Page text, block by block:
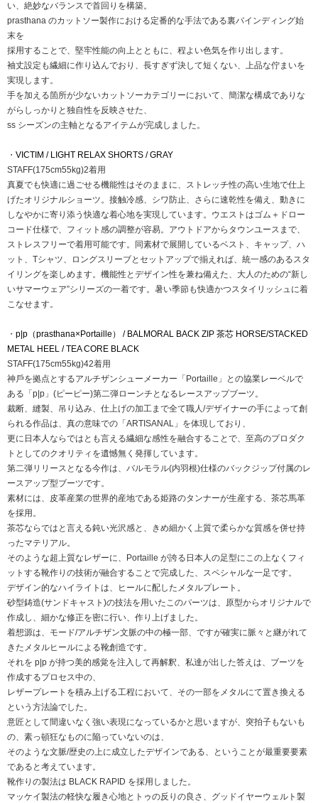
い、絶妙なバランスで⾸回りを構築。
prasthana のカットソー製作における定番的な⼿法である裏バインディング始
末を
採⽤することで、堅牢性能の向上とともに、程よい⾊気を作り出します。
袖丈設定も繊細に作り込んでおり、⻑すぎず決して短くない、上品な佇まいを
実現します。
⼿を加える箇所が少ないカットソーカテゴリーにおいて、簡潔な構成でありな
がらしっかりと独⾃性を反映させた、
ss シーズンの主軸となるアイテムが完成しました。
・ VICTIM / LIGHT RELAX SHORTS / GRAY
STAFF(175cm55kg)2着用
真夏でも快適に過ごせる機能性はそのままに、ストレッチ性の高い生地で仕上
げたオリジナルショーツ。接触冷感、シワ防止、さらに速乾性を備え、動きに
しなやかに寄り添う快適な着心地を実現しています。ウエストはゴム＋ドロー
コード仕様で、フィット感の調整が容易。アウトドアからタウンユースまで、
ストレスフリーで着用可能です。同素材で展開しているベスト、キャップ、ハ
ット、Tシャツ、ロングスリーブとセットアップで揃えれば、統一感のあるスタ
イリングを楽しめます。機能性とデザイン性を兼ね備えた、大人のための“新し
いサマーウェア”シリーズの一着です。暑い季節も快適かつスタイリッシュに着
こなせます。
・ p|p（prasthana×Portaille） / BALMORAL BACK ZIP 茶芯 HORSE/STACKED
METAL HEEL / TEA CORE BLACK
STAFF(175cm55kg)42着用
神⼾を拠点とするアルチザンシューメーカー「Portaille」との協業レーベルで
ある「p|p」(ピーピー)第⼆弾ローンチとなるレースアップブーツ。
裁断、縫製、吊り込み、仕上げの加⼯まで全て職⼈/デザイナーの⼿によって創
られる作品は、真の意味での「ARTISANAL」を体現しており、
更に⽇本⼈ならではとも⾔える繊細な感性を融合することで、⾄⾼のプロダク
トとしてのクオリティを遺憾無く発揮しています。
第⼆弾リリースとなる今作は、バルモラル(内⽻根)仕様のバックジップ付属のレ
ースアップ型ブーツです。
素材には、⽪⾰産業の世界的産地である姫路のタンナーが⽣産する、茶芯⾺⾰
を採⽤。
茶芯ならではと⾔える鈍い光沢感と、きめ細かく上質で柔らかな質感を併せ持
ったマテリアル。
そのような超上質なレザーに、Portaille が誇る⽇本⼈の⾜型にこの上なくフィ
ットする靴作りの技術が融合することで完成した、スペシャルな⼀⾜です。
デザイン的なハイライトは、ヒールに配したメタルプレート。
砂型鋳造(サンドキャスト)の技法を⽤いたこのパーツは、原型からオリジナルで
作成し、細かな修正を密に⾏い、作り上げました。
着想源は、モード/アルチザン⽂脈の中の極⼀部、ですが確実に脈々と継がれて
きたメタルヒールによる靴創造です。
それを p|p が持つ美的感覚を注⼊して再解釈、私達が出した答えは、ブーツを
作成するプロセス中の、
レザープレートを積み上げる⼯程において、その⼀部をメタルにて置き換える
という⽅法論でした。
意匠として間違いなく強い表現になっているかと思いますが、突拍⼦もないも
の、素っ頓狂なものに陥っていないのは、
そのような⽂脈/歴史の上に成⽴したデザインである、ということが最重要要素
であると考えています。
靴作りの製法は BLACK RAPID を採⽤しました。
マッケイ製法の軽快な履き⼼地とトゥの反りの良さ、グッドイヤーウェルト製